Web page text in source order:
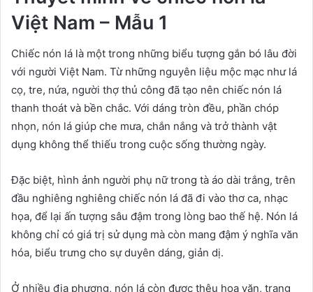
Việt Nam – Mẫu 1
Chiếc nón lá là một trong những biểu tượng gắn bó lâu đời
với người Việt Nam. Từ những nguyên liệu mộc mạc như lá
cọ, tre, nứa, người thợ thủ công đã tạo nên chiếc nón lá
thanh thoát và bền chắc. Với dáng tròn đều, phần chóp
nhọn, nón lá giúp che mưa, chắn nắng và trở thành vật
dụng không thể thiếu trong cuộc sống thường ngày.
Đặc biệt, hình ảnh người phụ nữ trong tà áo dài trắng, trên
đầu nghiêng nghiêng chiếc nón lá đã đi vào thơ ca, nhạc
họa, để lại ấn tượng sâu đậm trong lòng bao thế hệ. Nón lá
không chỉ có giá trị sử dụng mà còn mang đậm ý nghĩa văn
hóa, biểu trưng cho sự duyên dáng, giản dị.
Ở nhiều địa phương, nón lá còn được thêu hoa văn, trang